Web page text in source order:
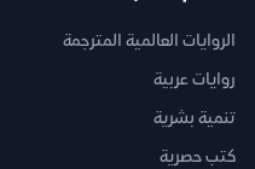
الروايات العالمية المترجمة
روايات عربية
تنمية بشرية
كتب حصرية